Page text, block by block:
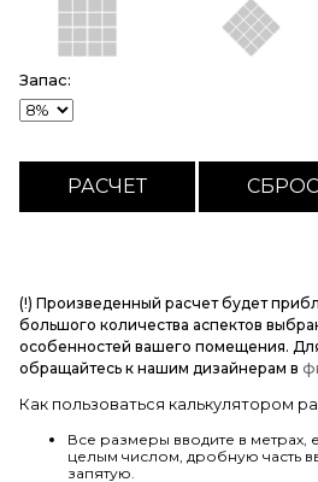
Запас:
(!) Произведенный расчет будет
большого количества аспектов
особенностей вашего помещения.
обращайтесь к нашим дизайнерам в
Как пользоваться калькулятором
Все размеры вводите в метрах,
целым числом, дробную часть
запятую.